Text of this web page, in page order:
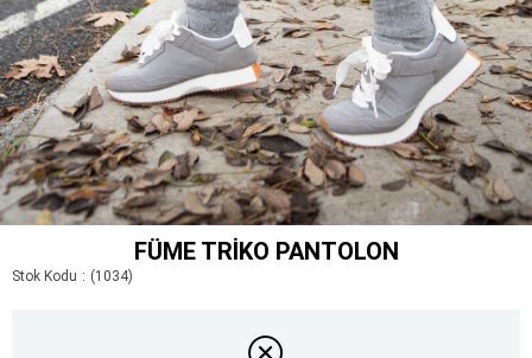
FÜME TRIKO PANTOLON
Stok Kodu (1034)